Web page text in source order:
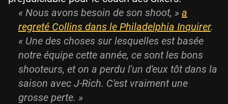
« Nous avons besoin de son shoot, » a
regreté Collins dans le Philadelphia Inquirer.
« Une des choses sur lesquelles est basée
notre équipe cette année, ce sont les bons
shooteurs, et on a perdu l'un d'eux tôt dans la
saison avec J-Rich. C'est vraiment une
grosse perte. »